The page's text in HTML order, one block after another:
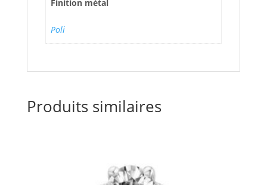
Finition métal
Poli
Produits similaires